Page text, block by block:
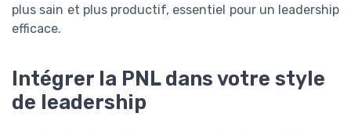
plus sain et plus productif, essentiel pour un leadership
efficace.
Intégrer la PNL dans votre style
de leadership